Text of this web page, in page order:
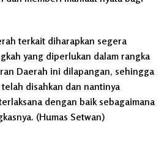
terkait diharapkan segera
yang diperlukan dalam rangka
Daerah ini dilapangan, sehingga
disahkan dan nantinya
dengan baik sebagaimana
(Humas Setwan)